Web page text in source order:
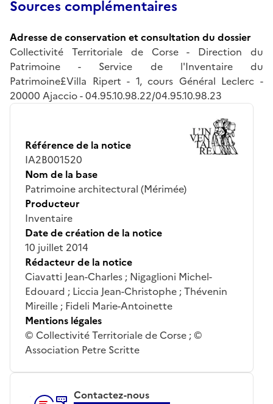
Sources complémentaires
Adresse de conservation et consultation du dossier
Collectivité Territoriale de Corse - Direction du
Patrimoine - Service de l'Inventaire du
Patrimoine£Villa Ripert - 1, cours Général Leclerc -
20000 Ajaccio - 04.95.10.98.22/04.95.10.98.23
Référence de la notice
IA2B001520
Nom de la base
Patrimoine architectural (Mérimée)
Producteur
Inventaire
Date de création de la notice
10 juillet 2014
Rédacteur de la notice
Ciavatti Jean-Charles ; Nigaglioni Michel-
Edouard ; Liccia Jean-Christophe ; Thévenin
Mireille ; Fideli Marie-Antoinette
Mentions légales
© Collectivité Territoriale de Corse ; ©
Association Petre Scritte
Contactez-nous